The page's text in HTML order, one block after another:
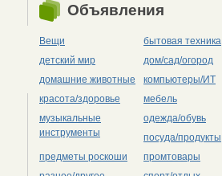
Объявления
Вещи
бытовая техника
детский мир
дом/сад/огород
домашние животные
компьютеры/ИТ
красота/здоровье
мебель
музыкальные
инструменты
одежда/обувь
посуда/продукты
предметы роскоши
промтовары